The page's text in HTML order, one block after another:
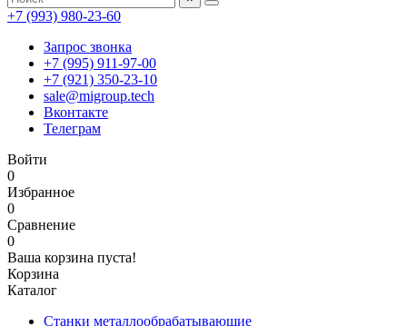
+7 (993) 980-23-60
Запрос звонка
+7 (995) 911-97-00
+7 (921) 350-23-10
sale@migroup.tech
Вконтакте
Телеграм
Войти
0
Избранное
0
Сравнение
0
Ваша корзина пуста!
Корзина
Каталог
Станки металлообрабатывающие